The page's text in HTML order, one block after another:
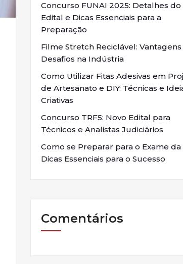
Concurso FUNAI 2025: Detalhes do
Edital e Dicas Essenciais para a
Preparação
Filme Stretch Reciclável: Vantagens
Desafios na Indústria
Como Utilizar Fitas Adesivas em
de Artesanato e DIY: Técnicas e
Criativas
Concurso TRF5: Novo Edital para
Técnicos e Analistas Judiciários
Como se Preparar para o Exame da
Dicas Essenciais para o Sucesso
Comentários